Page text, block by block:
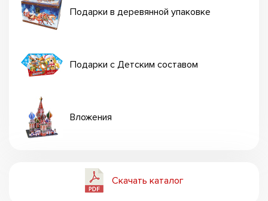
Подарки в деревянной упаковке
Подарки с Детским составом
Вложения
Скачать каталог